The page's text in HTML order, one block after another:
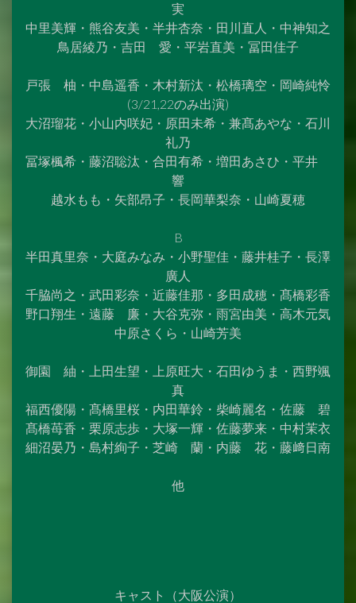
実
中里美輝・熊谷友美・半井杏奈・田川直人・中神知之
鳥居綾乃・吉田 愛・平岩直美・冨田佳子
戸張 柚・中島遥香・木村新汰・松橋璃空・岡崎純怜
(3/21,22のみ出演)
大沼瑠花・小山内咲妃・原田未希・兼髙あやな・石川
礼乃
冨塚楓希・藤沼聡汰・合田有希・増田あさひ・平井
響
越水もも・矢部昂子・長岡華梨奈・山崎夏穂
B
半田真里奈・大庭みなみ・小野聖佳・藤井桂子・長澤
廣人
千脇尚之・武田彩奈・近藤佳那・多田成穂・髙橋彩香
野口翔生・遠藤 廉・大谷克弥・雨宮由美・高木元気
中原さくら・山崎芳美
御園 紬・上田生望・上原旺大・石田ゆうま・西野颯
真
福西優陽・髙橋里桜・内田華鈴・柴崎麗名・佐藤 碧
髙橋苺香・栗原志歩・大塚一輝・佐藤夢来・中村茉衣
細沼晏乃・島村絢子・芝崎 蘭・内藤 花・藤﨑日南
他
キャスト（大阪公演）